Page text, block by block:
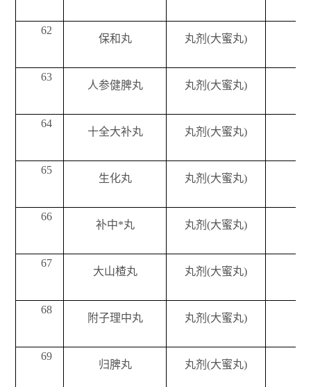
62
保和丸 丸剂(大蜜丸)
63
人参健脾丸 丸剂(大蜜丸)
64
十全大补丸 丸剂(大蜜丸)
65
生化丸 丸剂(大蜜丸)
66
补中*丸 丸剂(大蜜丸)
67
大山楂丸 丸剂(大蜜丸)
68
附子理中丸 丸剂(大蜜丸)
69
归脾丸 丸剂(大蜜丸)